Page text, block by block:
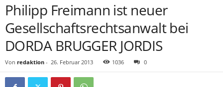
Philipp Freimann ist neuer
Gesellschaftsrechtsanwalt bei
DORDA BRUGGER JORDIS
Von redaktion - 26. Februar 2013 1036 0